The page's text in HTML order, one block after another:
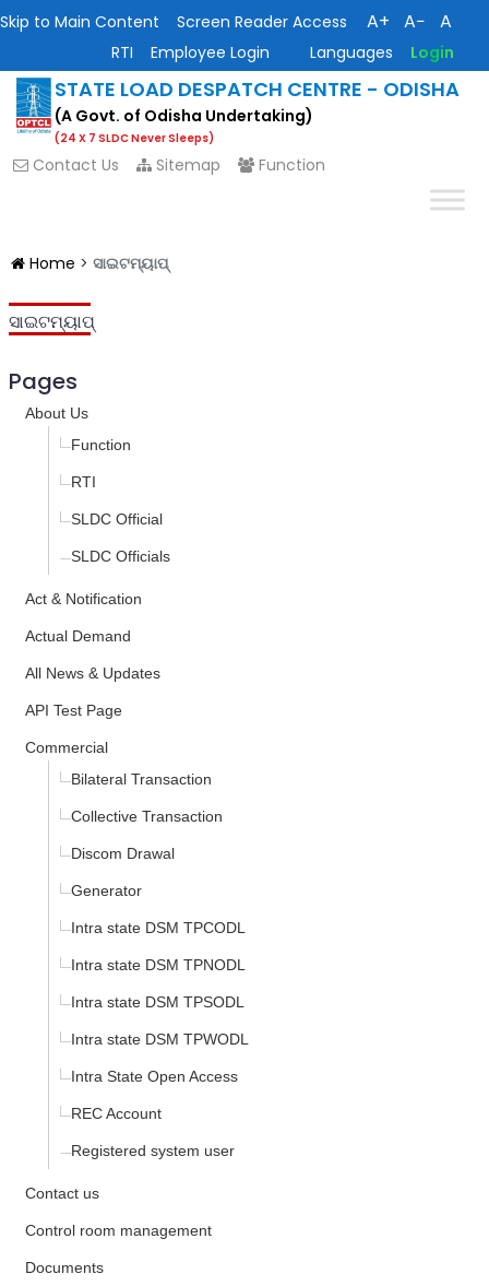
Skip to Main Content Screen Reader Access A+ A− A
RTI Employee Login Languages Login
STATE LOAD DESPATCH CENTRE - ODISHA
(A Govt. of Odisha Undertaking)
(24 X 7 SLDC Never Sleeps)
Contact Us Sitemap Function
Home > ସାଇଟମ୍ୟାପ୍
ସାଇଟମ୍ୟାପ୍
Pages
About Us
Function
RTI
SLDC Official
SLDC Officials
Act & Notification
Actual Demand
All News & Updates
API Test Page
Commercial
Bilateral Transaction
Collective Transaction
Discom Drawal
Generator
Intra state DSM TPCODL
Intra state DSM TPNODL
Intra state DSM TPSODL
Intra state DSM TPWODL
Intra State Open Access
REC Account
Registered system user
Contact us
Control room management
Documents